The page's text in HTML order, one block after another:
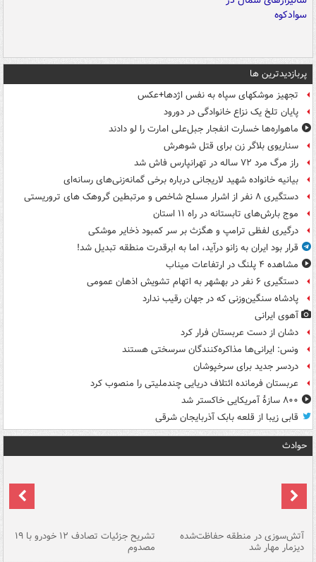
پربازدیدترین ها
تجهیز موشکهای سپاه به نفس اژدها+عکس
پایان تلخ یک نزاع خانوادگی در دورود
ماهواره‌ها خسارت انفجار جبل‌علی امارت را لو دادند
سناریوی بلاگر زن برای قتل شوهرش
راز مرگ مرد ۷۲ ساله در تهرانپارس فاش شد
بیانیه خانواده شهید لاریجانی درباره برخی گمانه‌زنی‌های رسانه‌ای
دستگیری ۸ نفر از اشرار مسلح شاخص و مرتبطین گروهک های تروریستی
موج بارش‌های تابستانه در راه ۱۱ استان
درگیری لفظی ترامپ و هگزث بر سر کمبود ذخایر موشکی
قرار بود ایران به زانو درآید، اما به ابرقدرت منطقه تبدیل شد!
مشاهده ۴ پلنگ در ارتفاعات میناب
دستگیری ۶ نفر در بهشهر به اتهام تشویش اذهان عمومی
پادشاه سنگین‌وزنی که در جهان رقیب ندارد
آهوی ایرانی
دشان از دست عربستان فرار کرد
ونس: ایرانی‌ها مذاکره‌کنندگان سرسختی هستند
دردسر جدید برای سرخپوشان
عربستان فرمانده ائتلاف دریایی چندملیتی را منصوب کرد
۸۰۰ سازۀ آمریکایی خاکستر شد
قابی زیبا از قلعه بابک آذربایجان شرقی
حوادث
آتش‌سوزی در منطقه حفاظت‌شده
دیزمار مهار شد
تشریح جزئیات تصادف ۱۲ خودرو با ۱۹
مصدوم